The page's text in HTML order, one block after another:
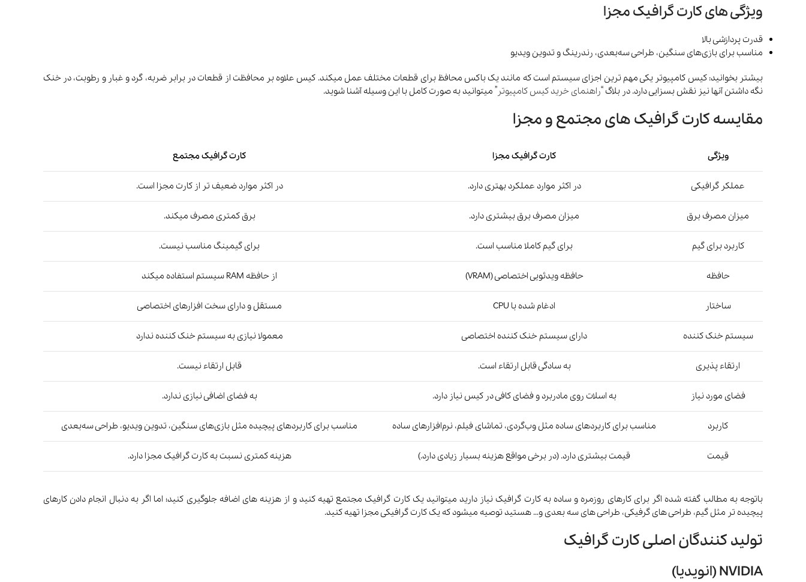
ویژگی های کارت گرافیک مجزا
قدرت پردازشی بالا
مناسب برای بازی‌های سنگین، طراحی سه‌بعدی، رندرینگ و تدوین ویدیو
بیشتر بخوانید: کیس کامپیوتر یکی مهم ترین اجزای سیستم است که مانند یک باکس محافظ برای قطعات مختلف عمل میکند. کیس علاوه بر محافظت از قطعات در برابر ضربه، گرد و غبار و رطوبت، در خنک
نگه داشتن آنها نیز نقش بسزایی دارد. در بلاگ “راهنمای خرید کیس کامپیوتر ” میتوانید به صورت کامل با این وسیله آشنا شوید.
مقایسه کارت گرافیک های مجتمع و مجزا
ویژگی کارت گرافیک مجزا کارت گرافیک مجتمع
عملکر گرافیکی در اکثر موارد عملکرد بهتری دارد. در اکثر موارد ضعیف تر از کارت مجزا است.
میزان مصرف برق میزان مصرف برق بیشتری دارد. برق کمتری مصرف میکند.
کاربرد برای گیم برای گیم کاملا مناسب است. برای گیمینگ مناسب نیست.
حافظه حافظه ویدئویی اختصاصی (VRAM) از حافظه RAM سیستم استفاده میکند
ساختار ادغام شده با CPU مستقل و دارای سخت افزارهای اختصاصی
سیستم خنک کننده دارای سیستم خنک کننده اختصاصی معمولا نیازی به سیستم خنک کننده ندارد
ارتقاء پذیری به سادگی قابل ارتقاء است. قابل ارتقاء نیست.
فضای مورد نیاز به اسلات روی مادربرد و فضای کافی در کیس نیاز دارد. به فضای اضافی نیازی ندارد.
کاربرد مناسب برای کاربردهای ساده مثل وب‌گردی، تماشای فیلم، نرم‌افزارهای ساده مناسب برای کاربردهای پیچیده مثل بازی‌های سنگین، تدوین ویدیو، طراحی سه‌بعدی
قیمت قیمت بیشتری دارد. (در برخی مواقع هزینه بسیار زیادی دارد.) هزینه کمتری نسبت به کارت گرافیک مجزا دارد.
باتوجه به مطالب گفته شده اگر برای کارهای روزمره و ساده به کارت گرافیک نیاز دارید میتوانید یک کارت گرافیک مجتمع تهیه کنید و از هزینه های اضافه جلوگیری کنید؛ اما اگر به دنبال انجام دادن کارهای
پیچیده تر مثل گیم، طراحی های گرفیکی، طراحی های سه بعدی و… هستید توصیه میشود که یک کارت گرافیکی مجزا تهیه کنید.
تولید کنندگان اصلی کارت گرافیک
NVIDIA (انویدیا)